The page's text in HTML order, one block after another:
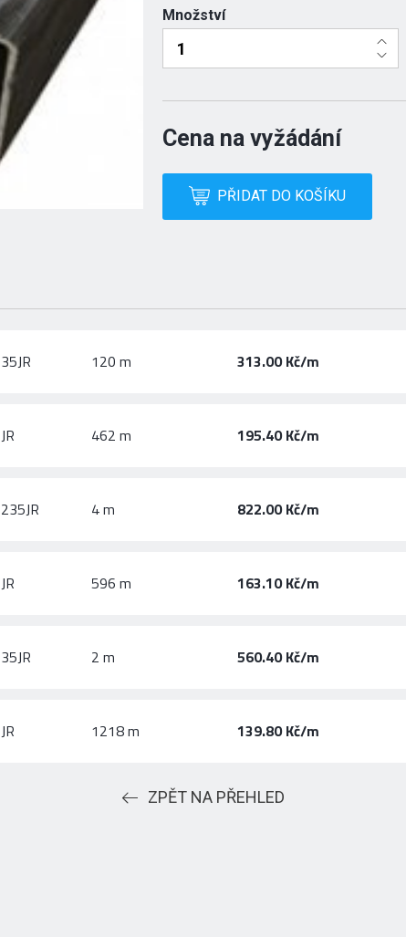
Množství
Cena na vyžádání
PŘIDAT DO KOŠÍKU
120 m 313.00 Kč/m
462 m 195.40 Kč/m
4 m 822.00 Kč/m
596 m 163.10 Kč/m
2 m 560.40 Kč/m
1218 m 139.80 Kč/m
ZPĚT NA PŘEHLED